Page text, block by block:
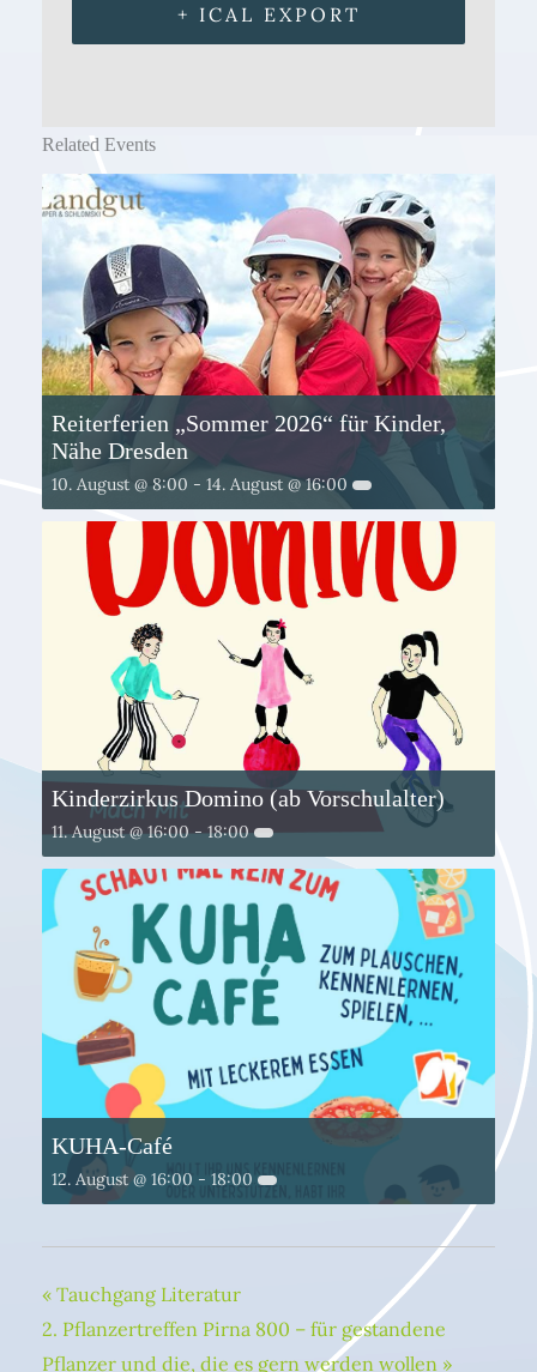
+ ICAL EXPORT
Related Events
Reiterferien „Sommer 2026“ für Kinder,
Nähe Dresden
10. August @ 8:00 - 14. August @ 16:00
Kinderzirkus Domino (ab Vorschulalter)
11. August @ 16:00-18:00
KUHA-Café
12. August @ 16:00 - 18:00
« Tauchgang Literatur
2. Pflanzertreffen Pirna 800 – für gestandene
Pflanzer und die, die es gern werden wollen »